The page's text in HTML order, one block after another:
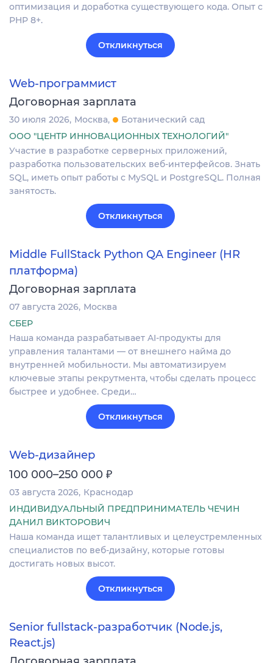
оптимизация и доработка существующего кода. Опыт с
PHP 8+.
Откликнуться
Web-программист
Договорная зарплата
30 июля 2026 Москва
Ботанический сад
ООО "ЦЕНТР ИННОВАЦИОННЫХ ТЕХНОЛОГИЙ"
Участие в разработке серверных приложений,
разработка пользовательских веб-интерфейсов. Знать
SQL, иметь опыт работы с MySQL и PostgreSQL. Полная
занятость.
Откликнуться
Middle FullStack Python QA Engineer (HR
платформа)
Договорная зарплата
07 августа 2026 Москва
СБЕР
Наша команда разрабатывает AI-продукты для
управления талантами — от внешнего найма до
внутренней мобильности. Мы автоматизируем
ключевые этапы рекрутмента, чтобы сделать процесс
быстрее и удобнее. Среди…
Откликнуться
Web-дизайнер
100 000–250 000 ₽
03 августа 2026 Краснодар
ИНДИВИДУАЛЬНЫЙ ПРЕДПРИНИМАТЕЛЬ ЧЕЧИН
ДАНИЛ ВИКТОРОВИЧ
Наша команда ищет талантливых и целеустремленных
специалистов по веб-дизайну, которые готовы
достигать новых высот.
Откликнуться
Senior fullstack-разработчик (Node.js,
React.js)